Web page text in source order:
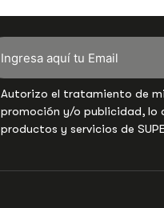
Autorizo el tratamiento de
promoción y/o publicidad, lo
productos y servicios de